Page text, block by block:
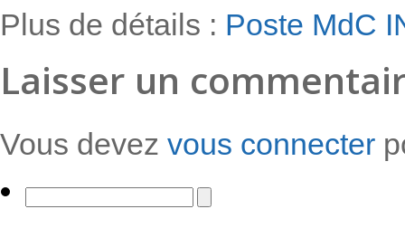
Plus de détails : Poste MdC
Laisser un
Vous devez vous connecter